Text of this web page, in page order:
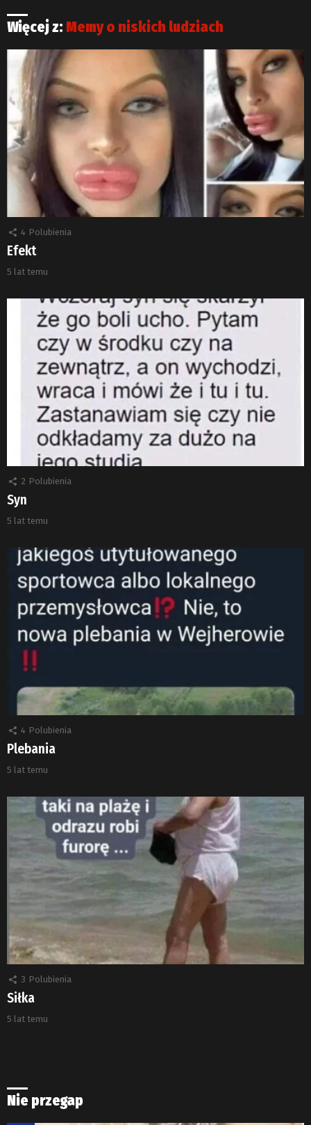
Więcej z: Memy o niskich ludziach
4 Polubienia
Efekt
5 lat temu
2 Polubienia
Syn
5 lat temu
4 Polubienia
Plebania
5 lat temu
3 Polubienia
Siłka
5 lat temu
Nie przegap